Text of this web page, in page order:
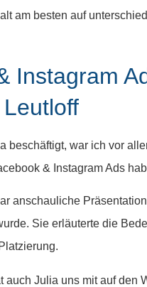
am besten auf
Instagram
beschäftigt, war ich vor
& Instagram Ads
anschauliche
Sie erläuterte die
Julia uns mit auf den